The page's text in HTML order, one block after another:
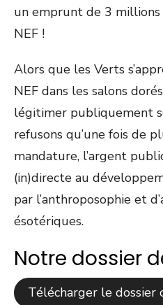
un emprunt de 3 millions
NEF !
Alors que les Verts
NEF dans les salons
légitimer publiquement
refusons qu’une fois de
mandature, l’argent
(in)directe au
par l’anthroposophie et
ésotériques.
Notre dossier
Télécharger le dossier